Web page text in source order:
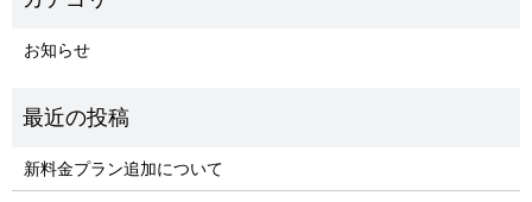
お知らせ
新料金プラン追加について